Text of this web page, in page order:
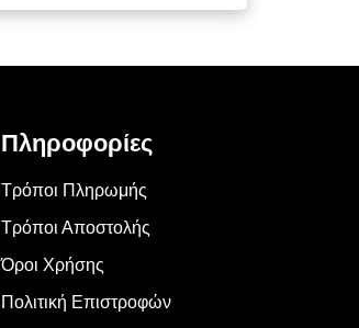
Πληροφορίες
Τρόποι Πληρωμής
Τρόποι Αποστολής
Όροι Χρήσης
Πολιτική Επιστροφών